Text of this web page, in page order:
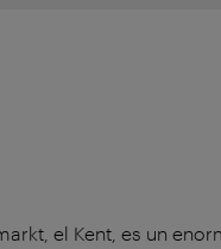
el Kent, es un